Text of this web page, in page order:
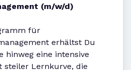
(m/w/d)
für
erhältst Du
hinweg eine intensive
steiler Lernkurve, die